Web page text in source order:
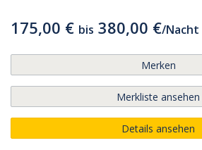
175,00 € bis 380,00 €/Nacht
Merken
Merkliste ansehen
Details ansehen